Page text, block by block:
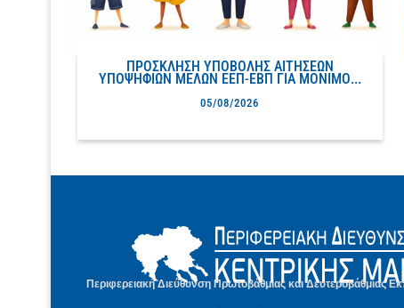
ΠΡΟΣΚΛΗΣΗ ΥΠΟΒΟΛΗΣ ΑΙΤΗΣΕΩΝ
ΥΠΟΨΗΦΙΩΝ ΜΕΛΩΝ ΕΕΠ-ΕΒΠ ΓΙΑ ΜΟΝΙΜΟ...
05/08/2026
Περιφερειακή Διεύθυνση Πρωτοβάθμιας και Δευτεροβάθμιας